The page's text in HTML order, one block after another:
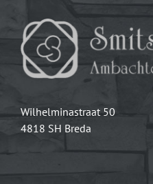
Wilhelminastraat 50
4818 SH Breda